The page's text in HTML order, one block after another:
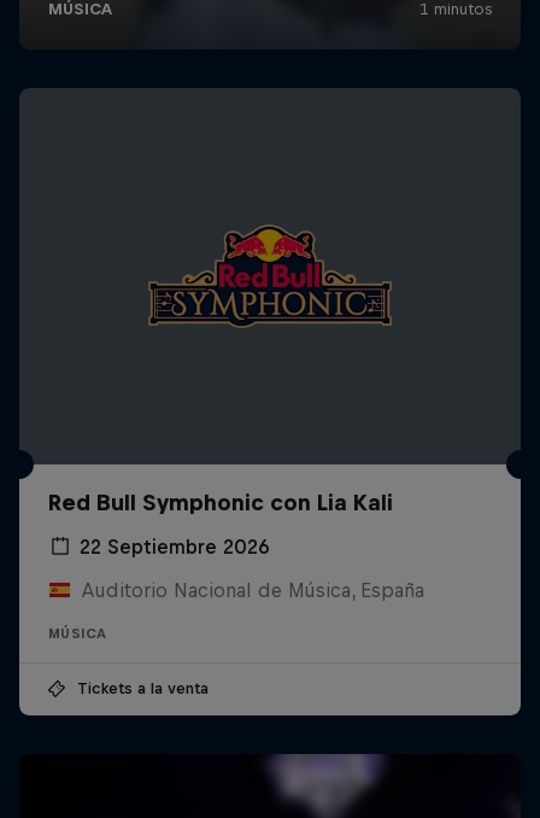
Red Bull Symphonic con Lia Kali
22 Septiembre 2026
Auditorio Nacional de Música, España
MÚSICA
Tickets a la venta